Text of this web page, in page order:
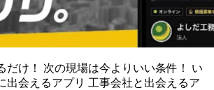
だけ！ 次の現場は今よりいい条件！ い
出会えるアプリ 工事会社と出会えるア